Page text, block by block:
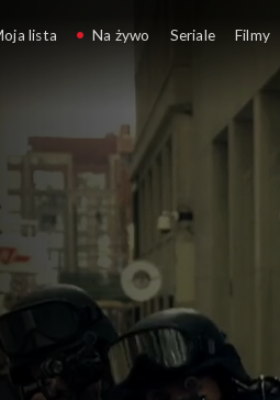
lista Na żywo Seriale Filmy